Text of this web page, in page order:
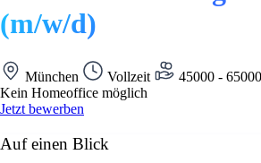
(m/w/d)
München Vollzeit
45000 -
Kein Homeoffice möglich
Jetzt bewerben
Auf einen Blick